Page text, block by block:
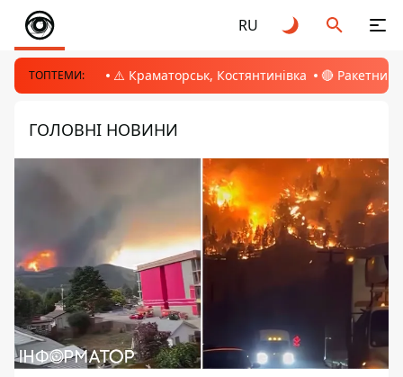
RU
ТОПТЕМИ: ⚠️ Краматорськ, Костянтинівка 🔴 Ракетний
ГОЛОВНІ НОВИНИ